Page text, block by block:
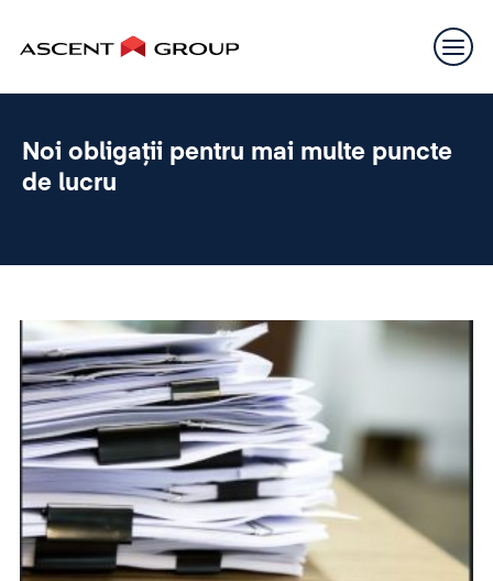
Noi obligații pentru mai multe puncte
de lucru